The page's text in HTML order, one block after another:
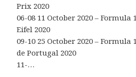
Prix 2020
06-08 11 October 2020 – Formula
Eifel 2020
09-10 25 October 2020 – Formula
de Portugal 2020
11-…